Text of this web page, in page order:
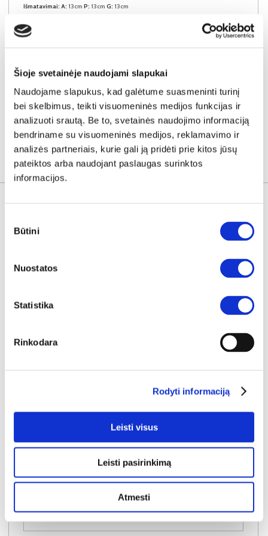
Šioje svetainėje naudojami slapukai
Naudojame slapukus, kad galėtume suasmeninti turinį
bei skelbimus, teikti visuomeninės medijos funkcijas ir
analizuoti srautą. Be to, svetainės naudojimo informaciją
bendriname su visuomeninės medijos, reklamavimo ir
analizės partneriais, kurie gali ją pridėti prie kitos jūsų
pateiktos arba naudojant paslaugas surinktos
informacijos.
pasirinkimas
Būtini
Nuostatos
Statistika
Rinkodara
Rodyti informaciją
Leisti visus
Leisti pasirinkimą
Atmesti
Išmatavimai: A: 13cm P: 13cm G: 13cm
SUSIJUSIOS PREKĖS
SAVANNA ITALY 180 (III gr.) lova (Storm-85)
Miegamoji dalis:P:180cmI:200cm
užsakymams
esančių prekių kainų
879€